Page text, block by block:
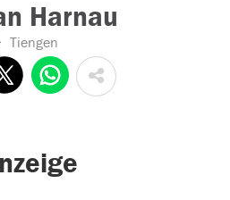
Harnau
Tiengen